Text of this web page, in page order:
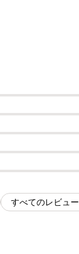
すべてのレビュー